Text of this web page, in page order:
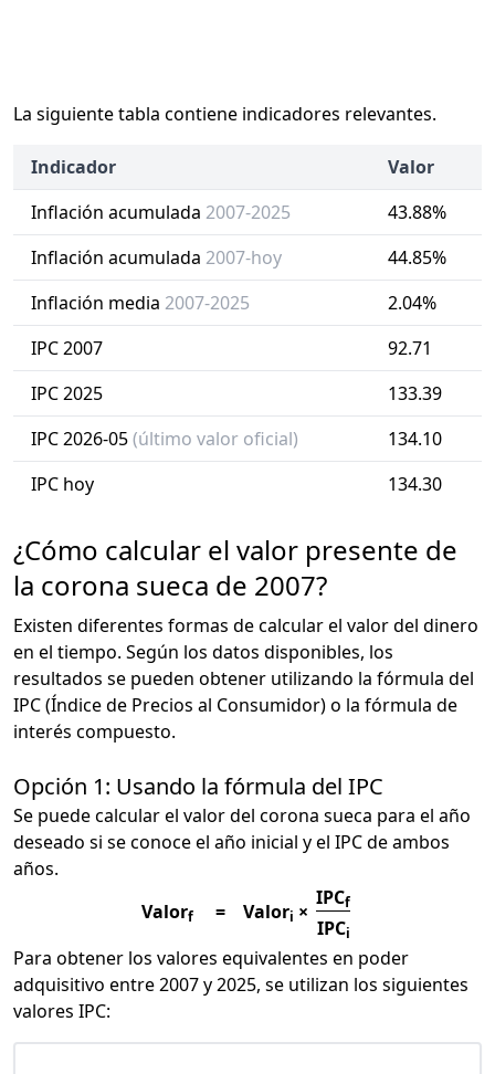
La siguiente tabla contiene indicadores relevantes.
Indicador
Valor
Inflación acumulada 2007-2025
43.88%
Inflación acumulada 2007-hoy
44.85%
Inflación media 2007-2025
2.04%
IPC 2007
92.71
IPC 2025
133.39
IPC 2026-05(último valor oficial)
134.10
IPC hoy
134.30
¿Cómo calcular el valor presente de
la corona sueca de 2007?
Existen diferentes formas de calcular el valor del dinero
en el tiempo. Según los datos disponibles, los
resultados se pueden obtener utilizando la fórmula del
IPC (Índice de Precios al Consumidor) o la fórmula de
interés compuesto.
Opción 1: Usando la fórmula del IPC
Se puede calcular el valor del corona sueca para el año
deseado si se conoce el año inicial y el IPC de ambos
años.
Valorf = Valori ×
IPCf
IPCi
Para obtener los valores equivalentes en poder
adquisitivo entre 2007 y 2025, se utilizan los siguientes
valores IPC: